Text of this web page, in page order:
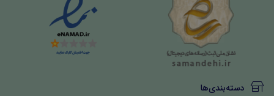
دسته‌بندی‌ها